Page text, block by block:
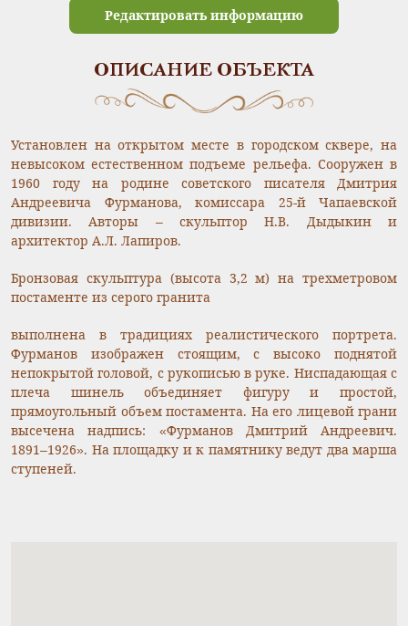
Редактировать информацию
ОПИСАНИЕ ОБЪЕКТА
Установлен на открытом месте в городском сквере, на
невысоком естественном подъеме рельефа. Сооружен в
1960 году на родине советского писателя Дмитрия
Андреевича Фурманова, комиссара 25-й Чапаевской
дивизии. Авторы – скульптор Н.В. Дыдыкин и
архитектор А.Л. Лапиров.
Бронзовая скульптура (высота 3,2 м) на трехметровом
постаменте из серого гранита
выполнена в традициях реалистического портрета.
Фурманов изображен стоящим, с высоко поднятой
непокрытой головой, с рукописью в руке. Ниспадающая с
плеча шинель объединяет фигуру и простой,
прямоугольный объем постамента. На его лицевой грани
высечена надпись: «Фурманов Дмитрий Андреевич.
1891–1926». На площадку и к памятнику ведут два марша
ступеней.